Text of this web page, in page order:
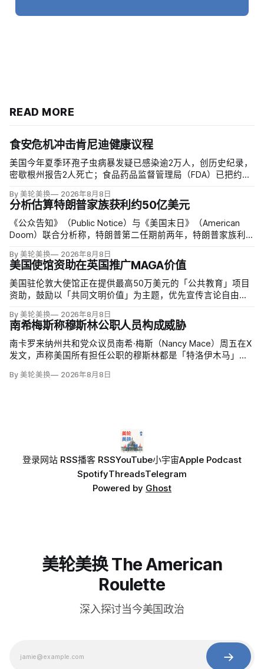
READ MORE
食安危机冲击肯尼迪健康议程
美国今年夏季环孢子虫病暴发疑已感染逾2万人，创历史纪录，
密歇根州报告2人死亡；食品药品监督管理局（FDA）已把约
来，但其余来源仍未查清。
By 美轮美换 2026年8月8日
分析估算特朗普家族获利约50亿美元
《公众告知》（Public Notice）与《美国末日》（American
Doom）联合分析称，特朗普第二任期前两年，特朗普家族利润
22.5亿美元、外国授权业务2025年收入6100万美元；
By 美轮美换 2026年8月8日
美国使馆资助在英国推广MAGA价值
美国驻伦敦大使馆正在提供最高50万美元的「公共教育」项目
资助，鼓励以「共同文明价值」为主题，优先宣传言论自由、
念。英国自由民主党议员丽莎·斯玛特（Lisa Smart）指责特朗
普政府用「MAGA资金」干预英国民主；
By 美轮美换 2026年8月8日
南希梅斯称穆斯林公职人员构成威胁
南卡罗来纳州共和党众议员南希·梅斯（Nancy Mace）周五在X
发文，声称美国所有担任公职的穆斯林都是「特洛伊木马」，
默」。截至浏览器核验时，这条帖子获得约440万次浏览、6.2
By 美轮美换 2026年8月8日
登录网站 RSS播客 RSSYouTube小宇宙Apple Podcast
SpotifyThreadsTelegram
Powered by Ghost
美轮美换 The American
Roulette
深入探讨当今美国政治